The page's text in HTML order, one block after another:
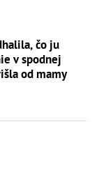
čo ju
v spodnej
od mamy